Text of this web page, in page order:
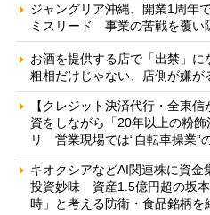
ジャングリア沖縄、開業1周年
ミスリード 事業の苦戦を覆い
お酒を提供する店で「出禁」
粗相だけじゃない、店側が嫌が
【クレジット決済代行・全東
資をしながら「20年以上の粉
リ 営業現場では“自転車操業”
キオクシアなどAI関連株に資金
投資妙味 資産1.5億円超の坂
時」と考える防衛・食品銘柄を